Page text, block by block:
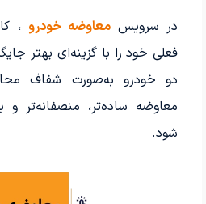
در سرویسمعاوضه خودرو ،
فعلی خود را با گزینه‌ای بهتر
دو خودرو به‌صورت شفاف
معاوضه ساده‌تر، منصفانه‌تر و
شود.